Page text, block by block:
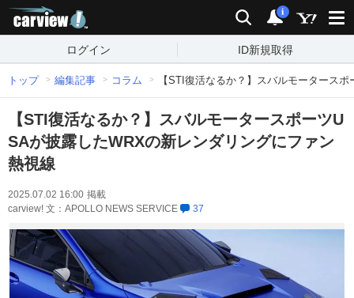
検索 通知
i
ログイン ID新規取得
トップ 編集記事 コラム 【STI復活なるか？】スバルモータース
【STI復活なるか？】スバルモータースポーツU
SAが披露したWRXの新レンダリングにファン
熱視線
2025.07.02 16:00 掲載
carview! 文：APOLLO NEWS SERVICE
37